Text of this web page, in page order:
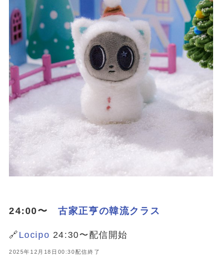
24:00〜古家正亨の韓流クラス
🔗 Locipo 24:30〜配信開始
2025年12月18日00:30配信終了